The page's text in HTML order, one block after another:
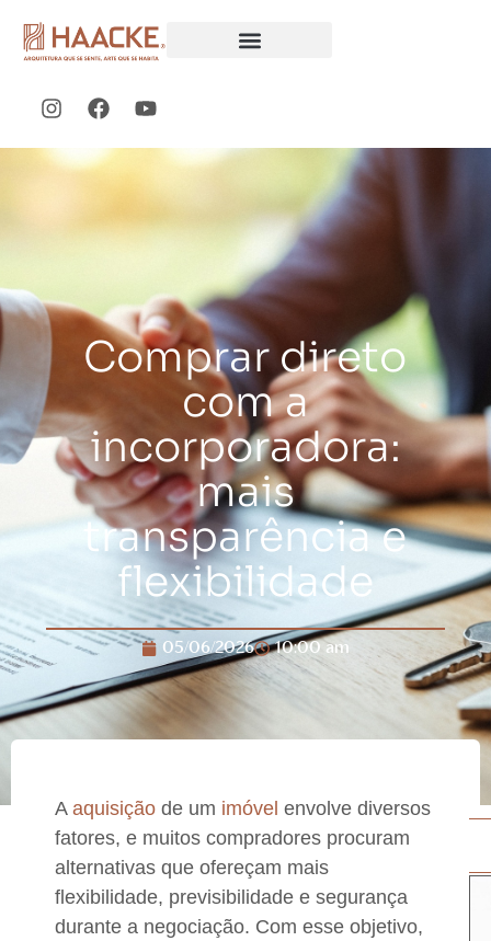
Comprar direto
com a
incorporadora:
mais
transparência e
flexibilidade
05/06/2026 10:00 am
A aquisição de um imóvel envolve diversos
fatores, e muitos compradores procuram
alternativas que ofereçam mais
flexibilidade, previsibilidade e segurança
durante a negociação. Com esse objetivo,